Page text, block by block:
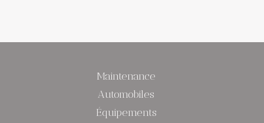
Maintenance
Automobiles
Équipements